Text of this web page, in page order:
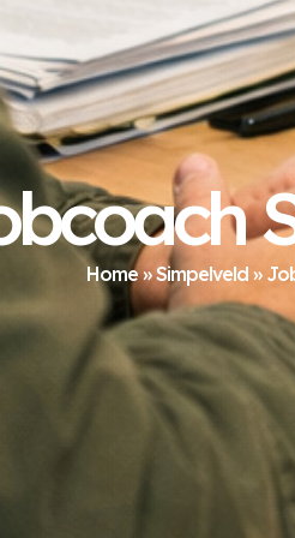
Home»Simpelveld»